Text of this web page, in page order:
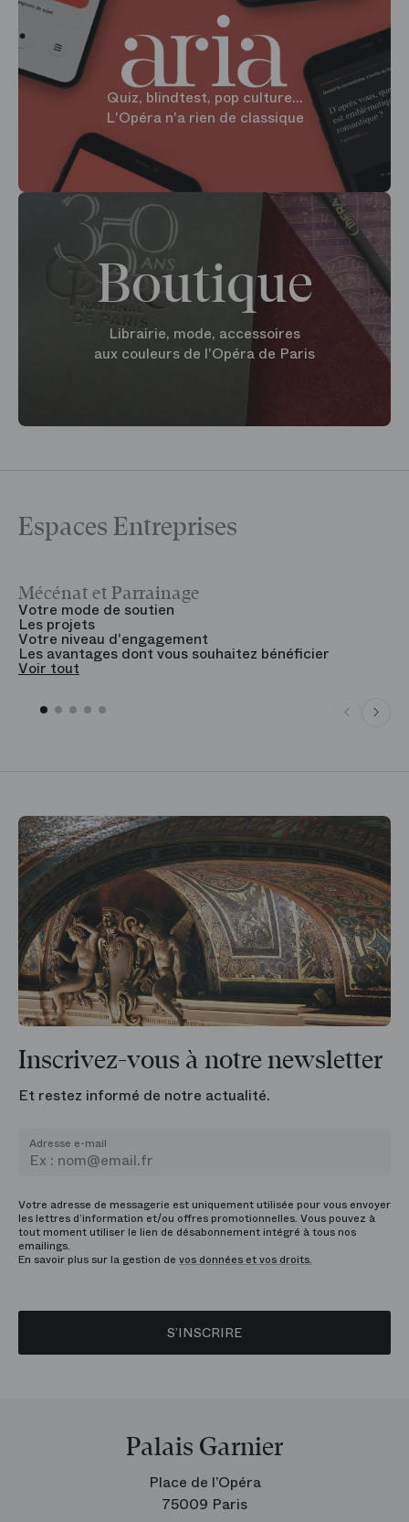
Quiz, blindtest, pop culture...
L'Opéra n'a rien de classique
Boutique
Librairie, mode, accessoires
aux couleurs de l'Opéra de Paris
Espaces Entreprises
Mécénat et Parrainage
Votre mode de soutien
Les projets
Votre niveau d'engagement
Les avantages dont vous souhaitez bénéficier
Voir tout
Inscrivez-vous à notre newsletter
Et restez informé de notre actualité.
Adresse e-mail
Votre adresse de messagerie est uniquement utilisée pour vous envoyer
les lettres d’information et/ou offres promotionnelles. Vous pouvez à
tout moment utiliser le lien de désabonnement intégré à tous nos
emailings.
En savoir plus sur la gestion de vos données et vos droits.
S’INSCRIRE
Palais Garnier
Place de l’Opéra
75009 Paris